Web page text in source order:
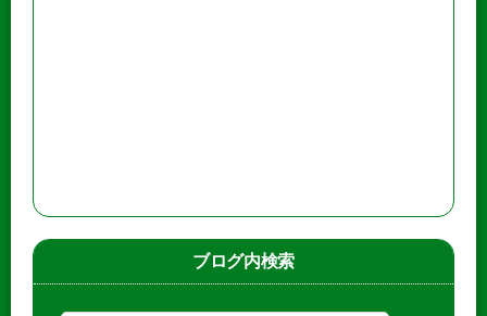
ブログ内検索